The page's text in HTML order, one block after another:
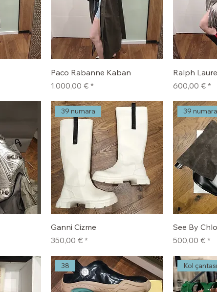
Paco Rabanne Kaban
Fiyat
1.000,00 €
Ralph
Fiyat
600,00 €
39 numara
Ganni Cizme
Fiyat
350,00 €
39 numara
See By
Fiyat
500,00 €
38 Kol çantası